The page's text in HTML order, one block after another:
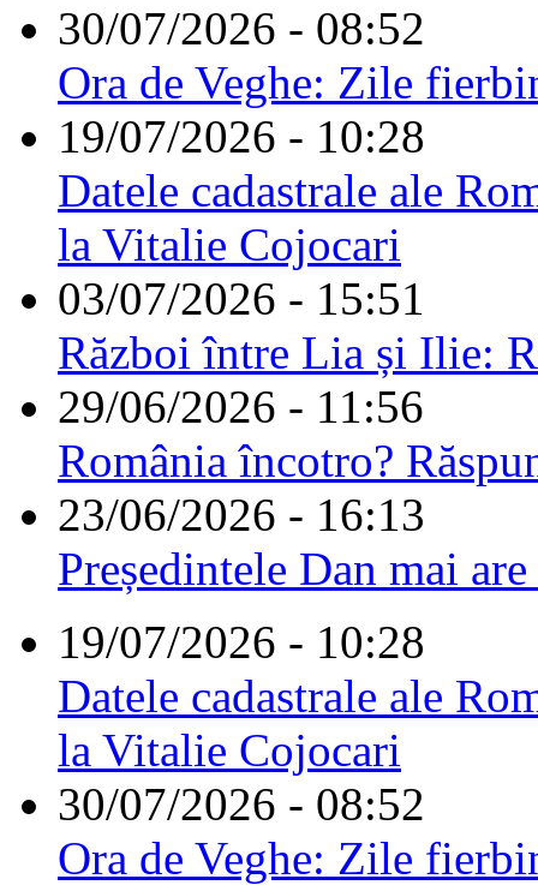
30/07/2026 - 08:52
Ora de Veghe: Zile
19/07/2026 - 10:28
Datele cadastrale ale
la Vitalie Cojocari
03/07/2026 - 15:51
Război între Lia și Ilie:
29/06/2026 - 11:56
România încotro?
23/06/2026 - 16:13
Președintele Dan mai
19/07/2026 - 10:28
Datele cadastrale ale
la Vitalie Cojocari
30/07/2026 - 08:52
Ora de Veghe: Zile